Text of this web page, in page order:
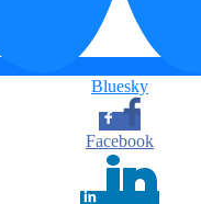
Bluesky
Facebook